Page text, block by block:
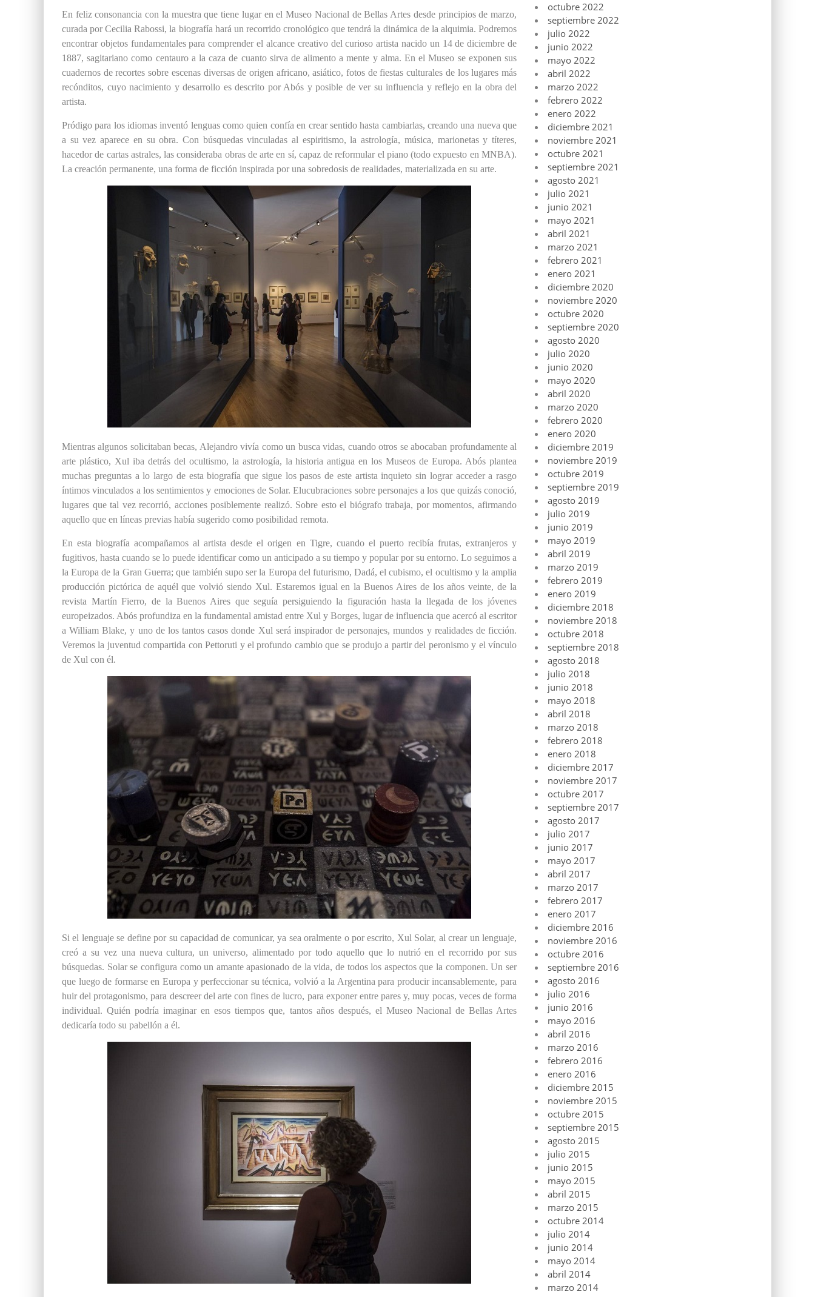
En feliz consonancia con la muestra que tiene lugar en el Museo Nacional de Bellas Artes desde principios de marzo,
curada por Cecilia Rabossi, la biografía hará un recorrido cronológico que tendrá la dinámica de la alquimia. Podremos
encontrar objetos fundamentales para comprender el alcance creativo del curioso artista nacido un 14 de diciembre de
1887, sagitariano como centauro a la caza de cuanto sirva de alimento a mente y alma. En el Museo se exponen sus
cuadernos de recortes sobre escenas diversas de origen africano, asiático, fotos de fiestas culturales de los lugares más
recónditos, cuyo nacimiento y desarrollo es descrito por Abós y posible de ver su influencia y reflejo en la obra del
artista.
Pródigo para los idiomas inventó lenguas como quien confía en crear sentido hasta cambiarlas, creando una nueva que
a su vez aparece en su obra. Con búsquedas vinculadas al espiritismo, la astrología, música, marionetas y títeres,
hacedor de cartas astrales, las consideraba obras de arte en sí, capaz de reformular el piano (todo expuesto en MNBA).
La creación permanente, una forma de ficción inspirada por una sobredosis de realidades, materializada en su arte.
Mientrasalgunos solicitaban becas, Alejandro vivía como un busca vidas, cuandootros se abocaban profundamente al
arte plástico, Xul iba detrás del ocultismo, la astrología, la historia antigua en los Museos de Europa. Abós plantea
muchas preguntas a lo largo de esta biografía que siguelos pasos de esteartista inquieto sin lograr acceder a rasgo
íntimos vinculados a los sentimientos y emociones de Solar. Elucubraciones sobre personajes a los que quizás conoció,
lugares que tal vez recorrió, accionesposiblemente realizó. Sobre esto el biógrafo trabaja, por momentos, afirmando
aquello que en líneas previas había sugerido como posibilidad remota.
En esta biografía acompañamos al artista desde el origen en Tigre, cuando el puerto recibía frutas, extranjeros y
fugitivos, hasta cuando se lo puede identificar como un anticipado a su tiempo y popular por su entorno. Lo seguimos a
la Europa de la Gran Guerra; que también supo ser la Europa del futurismo, Dadá, el cubismo, el ocultismo y la amplia
producción pictórica de aquél que volvió siendo Xul. Estaremos igual en la Buenos Aires de los años veinte, de la
revista Martín Fierro, de la Buenos Aires que seguía persiguiendo la figuración hasta la llegada de los jóvenes
europeizados. Abós profundiza en la fundamental amistad entre Xul y Borges, lugar de influencia que acercó al escritor
a William Blake, y uno de los tantos casos donde Xul será inspirador de personajes, mundos y realidades de ficción.
Veremos la juventud compartida con Pettoruti y el profundo cambio que se produjo a partir del peronismo y el vínculo
de Xul con él.
Si el lenguaje se define por su capacidad de comunicar, ya sea oralmente o por escrito, Xul Solar, al crear un lenguaje,
creó a su vez una nueva cultura, un universo, alimentado por todo aquello que lo nutrió en el recorrido por sus
búsquedas. Solar se configura como un amante apasionado de la vida, de todos los aspectos que la componen. Un ser
que luego de formarse en Europa y perfeccionar su técnica, volvió a la Argentina para producir incansablemente, para
huir del protagonismo, para descreer del arte con fines de lucro, para exponer entre pares y, muy pocas, veces de forma
individual. Quién podría imaginar en esos tiempos que, tantos años después, el Museo Nacional de Bellas Artes
dedicaría todo su pabellón a él.
octubre 2022
septiembre 2022
julio 2022
junio 2022
mayo 2022
abril 2022
marzo 2022
febrero 2022
enero 2022
diciembre 2021
noviembre 2021
octubre 2021
septiembre 2021
agosto 2021
julio 2021
junio 2021
mayo 2021
abril 2021
marzo 2021
febrero 2021
enero 2021
diciembre 2020
noviembre 2020
octubre 2020
septiembre 2020
agosto 2020
julio 2020
junio 2020
mayo 2020
abril 2020
marzo 2020
febrero 2020
enero 2020
diciembre 2019
noviembre 2019
octubre 2019
septiembre 2019
agosto 2019
julio 2019
junio 2019
mayo 2019
abril 2019
marzo 2019
febrero 2019
enero 2019
diciembre 2018
noviembre 2018
octubre 2018
septiembre 2018
agosto 2018
julio 2018
junio 2018
mayo 2018
abril 2018
marzo 2018
febrero 2018
enero 2018
diciembre 2017
noviembre 2017
octubre 2017
septiembre 2017
agosto 2017
julio 2017
junio 2017
mayo 2017
abril 2017
marzo 2017
febrero 2017
enero 2017
diciembre 2016
noviembre 2016
octubre 2016
septiembre 2016
agosto 2016
julio 2016
junio 2016
mayo 2016
abril 2016
marzo 2016
febrero 2016
enero 2016
diciembre 2015
noviembre 2015
octubre 2015
septiembre 2015
agosto 2015
julio 2015
junio 2015
mayo 2015
abril 2015
marzo 2015
octubre 2014
julio 2014
junio 2014
mayo 2014
abril 2014
marzo 2014